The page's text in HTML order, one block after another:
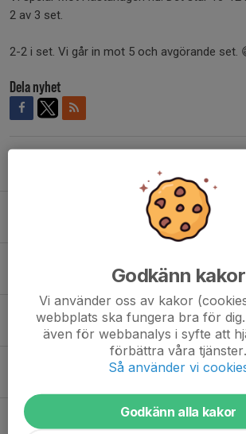
2 av 3 set.
2-2 i set. Vi går in mot 5 och avgörande set.
Dela nyhet
Victory against Solna VBK 🎉
24 nov 2025 3
First away games of the season!
19 okt 2025 0
Stockholm Volley Cup U18
Nu är säsongen officiellt igång!
Godkänn kakor
Vi använder oss av kakor
webbplats ska fungera bra för
även för webbanalys i syfte att
förbättra våra tjänster.
Så använder vi
Godkänn alla kakor